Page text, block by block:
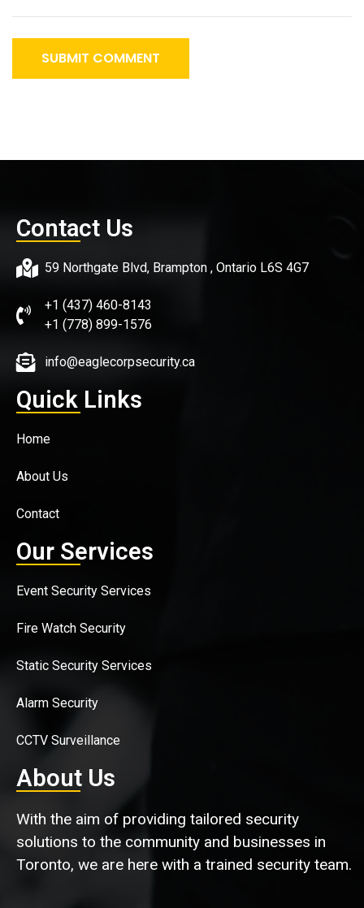
SUBMIT COMMENT
Contact Us
59 Northgate Blvd, Brampton , Ontario L6S 4G7
+1 (437) 460-8143
+1 (778) 899-1576
info@eaglecorpsecurity.ca
Quick Links
Home
About Us
Contact
Our Services
Event Security Services
Fire Watch Security
Static Security Services
Alarm Security
CCTV Surveillance
About Us
With the aim of providing tailored security
solutions to the community and businesses in
Toronto, we are here with a trained security team.